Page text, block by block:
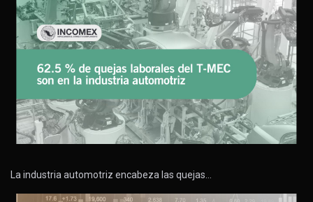
La industria automotriz encabeza las quejas…